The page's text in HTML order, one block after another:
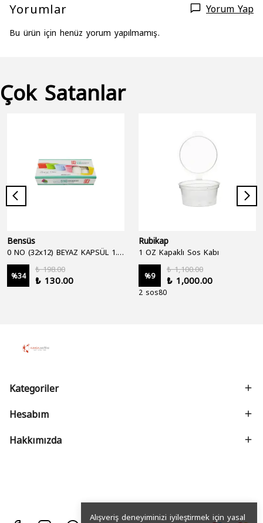
Alışveriş deneyiminizi iyileştirmek için yasal
Yorumlar Yorum Yap
Bu ürün için henüz yorum yapılmamış.
Çok Satanlar
Bensüs
%34
₺ 198.00
₺ 130.00
Rubikap
1 OZ Kapaklı Sos Kabı
%9
₺ 1,100.00
₺ 1,000.00
2 sos80
Kategoriler
Hesabım
Hakkımızda